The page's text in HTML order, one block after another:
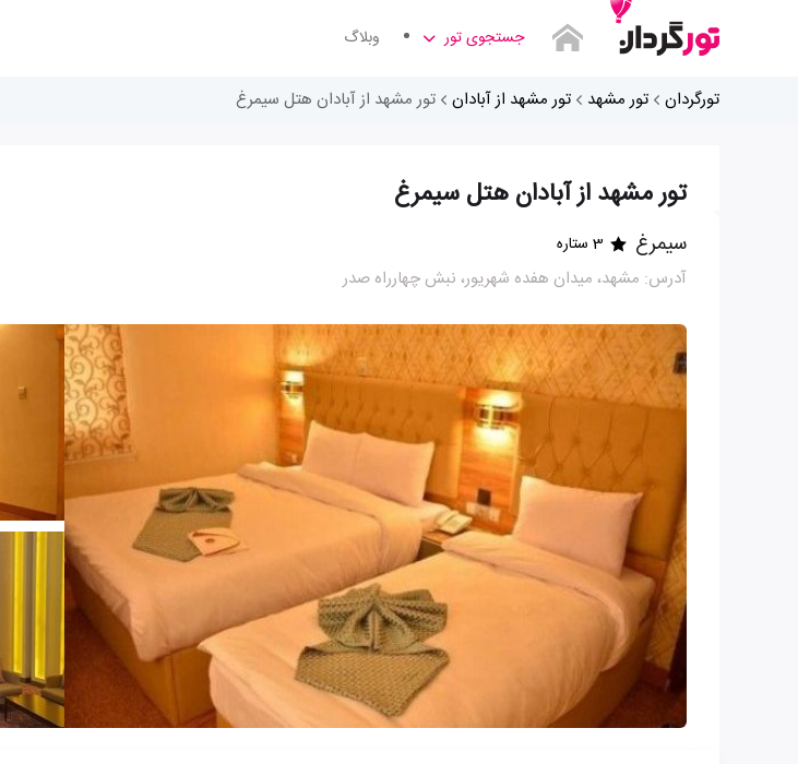
جستجوی تور وبلاگ
تورگردان تور مشهد تور مشهد از آبادان تور مشهد از آبادان هتل سیمرغ
تور مشهد از آبادان هتل سیمرغ
سیمرغ 3 ستاره
آدرس: مشهد، میدان هفده شهریور، نبش چهارراه صدر